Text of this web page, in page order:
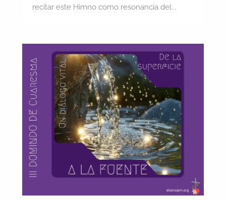
recitar este Himno como resonancia del...